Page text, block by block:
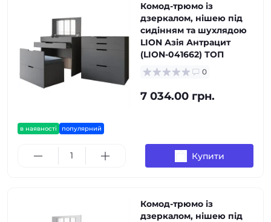
в наявності популярний
Комод-трюмо із
дзеркалом, нішею під
сидінням та шухлядою
LION Азія Антрацит
(LION-041662) ТОП
0
7 034.00 грн.
Купити
Комод-трюмо із
дзеркалом, нішею під